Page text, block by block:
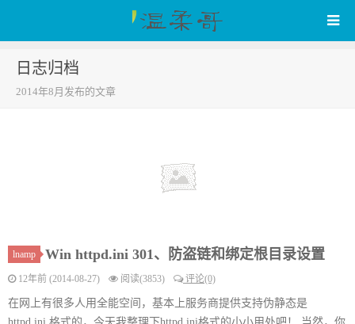
WenRou's Blog
日志归档
2014年8月发布的文章
lnamp Win httpd.ini 301、防盗链和绑定根目录设置
12年前 (2014-08-27) 阅读(3853) 评论(0)
在网上有很多人用全能空间，基本上服务商提供支持伪静态是